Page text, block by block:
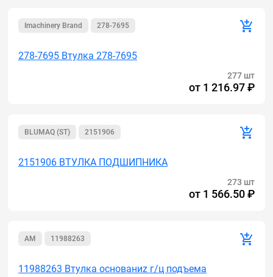
Imachinery Brand 278-7695
278-7695 Втулка 278-7695
277 шт
от 1 216.97 ₽
BLUMAQ (ST) 2151906
2151906 ВТУЛКА ПОДШИПНИКА
273 шт
от 1 566.50 ₽
AM 11988263
11988263 Втулка основаниz г/ц подъема